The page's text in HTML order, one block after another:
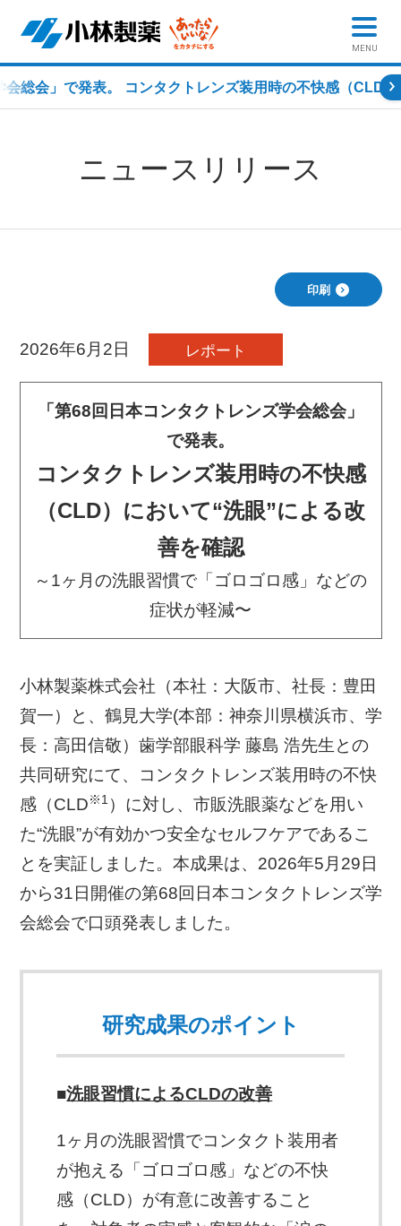
MENU
総会」で発表。 コンタクトレンズ装用時の不快感（CLD
ニュースリリース
印刷
2026年6月2日 レポート
「第68回日本コンタクトレンズ学会総会」
で発表。
コンタクトレンズ装用時の不快感
（CLD）において“洗眼”による改
善を確認
～1ヶ月の洗眼習慣で「ゴロゴロ感」などの
症状が軽減〜
小林製薬株式会社（本社：大阪市、社長：豊田
賀一）と、鶴見大学(本部：神奈川県横浜市、学
長：高田信敬）歯学部眼科学 藤島 浩先生との
共同研究にて、コンタクトレンズ装用時の不快
感（CLD※1 ）に対し、市販洗眼薬などを用い
た“洗眼”が有効かつ安全なセルフケアであるこ
とを実証しました。本成果は、2026年5月29日
から31日開催の第68回日本コンタクトレンズ学
会総会で口頭発表しました。
研究成果のポイント
■洗眼習慣によるCLDの改善
1ヶ月の洗眼習慣でコンタクト装用者
が抱える「ゴロゴロ感」などの不快
感（CLD）が有意に改善すること